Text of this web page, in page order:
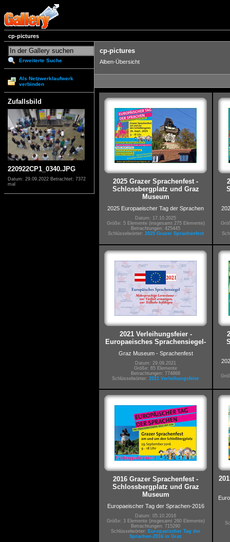
cp-pictures
Erweiterte Suche
Als Netzwerklaufwerk
verbinden
Zufallsbild
220922CP1_0340.JPG
Datum: 29.09.2022 Betrachtet: 7372
mal
cp-pictures
Alben-Übersicht
2025 Grazer Sprachenfest -
Schlossbergplatz und Graz
Museum
2025 Europaeischer Tag der Sprachen
Datum: 17.10.2025
Größe: 5 Elemente (insgesamt 275 Elemente)
Betrachtungen: 425445
Schlüsselwörter: 2025 Grazer Sprachenfest
2021 Verleihungsfeier -
Europaeisches Sprachensiegel-
Graz Museum - Sprachenfest
Datum: 29.09.2021
Größe: 65 Elemente
Betrachtungen: 774868
Schlüsselwörter: 2021 Verleihungsfeier
2016 Grazer Sprachenfest -
Schlossbergplatz und Graz
Museum
Europaeischer Tag der Sprachen-2016
Datum: 05.10.2016
Größe: 3 Elemente (insgesamt 260 Elemente)
Betrachtungen: 715290
Schlüsselwörter: Europaeischer Tag der
Sprachen-2016 in Graz